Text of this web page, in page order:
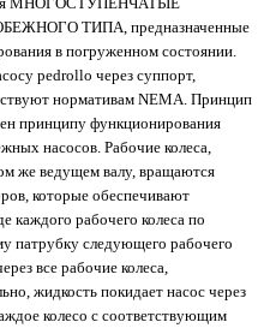
ТИПА, предназначенные
в погруженном состоянии.
pedrollo через суппорт,
нормативам NEMA. Принцип
принципу функционирования
насосов. Рабочие колеса,
же ведущем валу, вращаются
которые обеспечивают
каждого рабочего колеса по
патрубку следующего рабочего
все рабочие колеса,
жидкость покидает насос через
колесо с соответствующим